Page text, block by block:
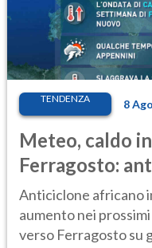
TENDENZA 8
Meteo, caldo
Ferragosto:
ancora
Anticiclone africano
aumento nei
verso Ferragosto su